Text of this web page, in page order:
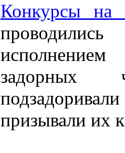
Конкурсы на
задорных
призывали их